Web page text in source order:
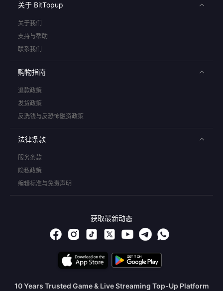
关于 BitTopup
关于我们
支持与帮助
联系我们
购物指南
退款政策
发货政策
反洗钱与反恐怖融资政策
法律条款
服务条款
隐私政策
编辑标准与免责声明
获取最新动态
10 Years Trusted Game & Live Streaming Top-Up Platform